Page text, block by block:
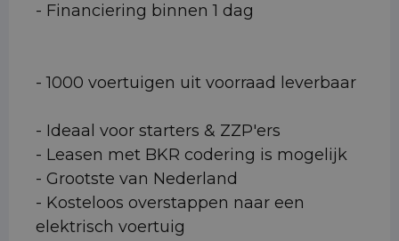
- Financiering binnen 1 dag
- 1000 voertuigen uit voorraad leverbaar
- Ideaal voor starters & ZZP'ers
- Leasen met BKR codering is mogelijk
- Grootste van Nederland
- Kosteloos overstappen naar een
elektrisch voertuig